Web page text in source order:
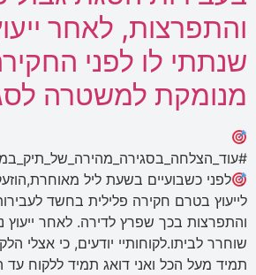
והתפרצות, לאחר
שנתתי לו לפני
מנומקת למשטרה
לפני כשבועיים בשעת ליל
לייעוץ בטרם חקירה פלילית בחשד
והתפרצות בכך שפרץ לדירה. לאחר ייעוץ
שוחרר לביתו.לקוחותיי יודעים, כי אצלי
תמיד מעל הכל ואני דואג תמיד ללקוח